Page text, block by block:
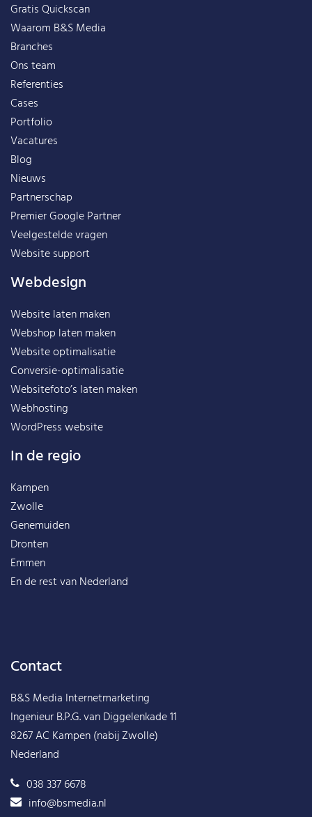
Gratis Quickscan
Waarom B&S Media
Branches
Ons team
Referenties
Cases
Portfolio
Vacatures
Blog
Nieuws
Partnerschap
Premier Google Partner
Veelgestelde vragen
Website support
Webdesign
Website laten maken
Webshop laten maken
Website optimalisatie
Conversie-optimalisatie
Websitefoto’s laten maken
Webhosting
WordPress website
In de regio
Kampen
Zwolle
Genemuiden
Dronten
Emmen
En de rest vanNederland
Contact
B&S Media Internetmarketing
Ingenieur B.P.G. van Diggelenkade 11
8267 AC Kampen (nabij Zwolle)
Nederland
038 337 6678
info@bsmedia.nl